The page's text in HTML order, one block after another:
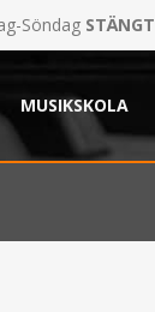
Söndag STÄNGT
MUSIKSKOLA